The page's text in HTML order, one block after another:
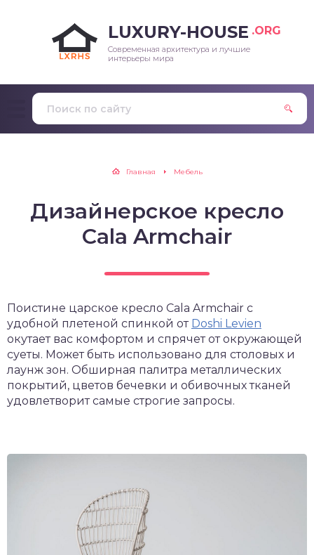
LUXURY-HOUSE .ORG
Современная архитектура и лучшие
интерьеры мира
Главная Мебель
Дизайнерское кресло
Cala Armchair
Поистине царское кресло Cala Armchair с
удобной плетеной спинкой от Doshi Levien
окутает вас комфортом и спрячет от окружающей
суеты. Может быть использовано для столовых и
лаунж зон. Обширная палитра металлических
покрытий, цветов бечевки и обивочных тканей
удовлетворит самые строгие запросы.